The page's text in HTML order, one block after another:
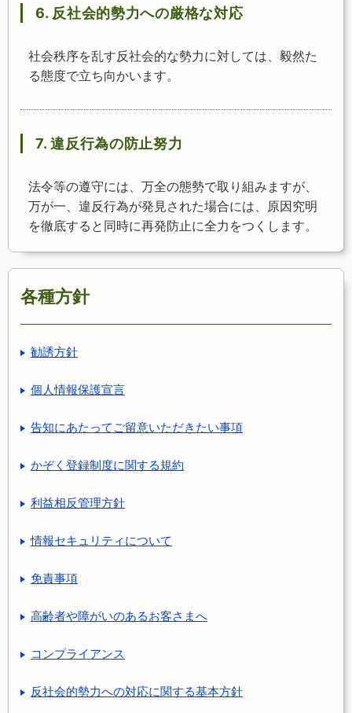
6. 反社会的勢力への厳格な対応
社会秩序を乱す反社会的な勢力に対しては、毅然た
る態度で立ち向かいます。
7. 違反行為の防止努力
法令等の遵守には、万全の態勢で取り組みますが、
万が一、違反行為が発見された場合には、原因究明
を徹底すると同時に再発防止に全力をつくします。
各種方針
勧誘方針
個人情報保護宣言
告知にあたってご留意いただきたい事項
かぞく登録制度に関する規約
利益相反管理方針
情報セキュリティについて
免責事項
高齢者や障がいのあるお客さまへ
コンプライアンス
反社会的勢力への対応に関する基本方針